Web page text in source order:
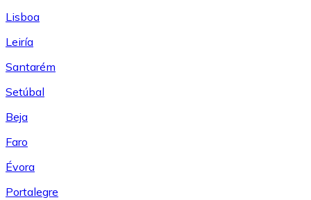
Lisboa
Leiría
Santarém
Setúbal
Beja
Faro
Évora
Portalegre